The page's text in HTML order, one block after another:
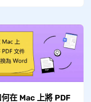
在 Mac 上將 PDF